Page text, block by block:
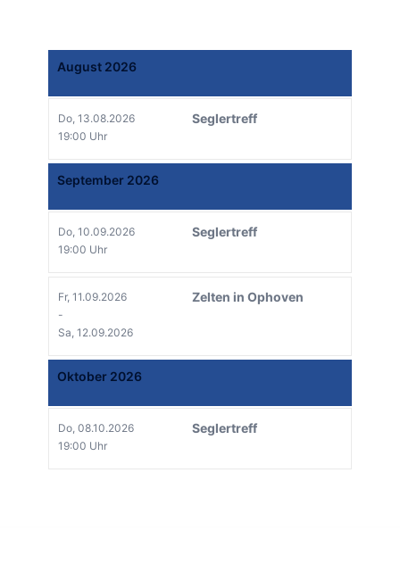
August 2026
Do, 13.08.2026
19:00 Uhr
Seglertreff
September 2026
Do, 10.09.2026
19:00 Uhr
Seglertreff
Fr, 11.09.2026
-
Sa, 12.09.2026
Zelten in Ophoven
Oktober 2026
Do, 08.10.2026
19:00 Uhr
Seglertreff